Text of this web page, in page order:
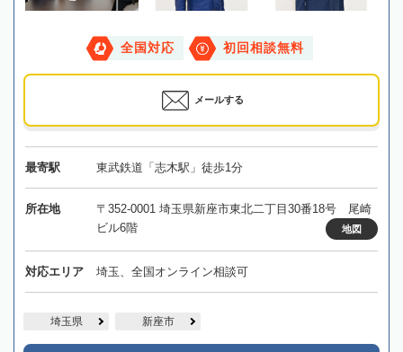
全国対応 初回相談無料
メールする
最寄駅 東武鉄道「志木駅」徒歩1分
所在地
〒352-0001 埼玉県新座市東北二丁目30番18号 尾崎
ビル6階
地図
対応エリア 埼玉、全国オンライン相談可
埼玉県 新座市